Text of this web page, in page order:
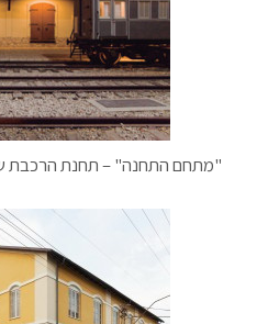
"מתחם התחנה" – תחנת הרכבת